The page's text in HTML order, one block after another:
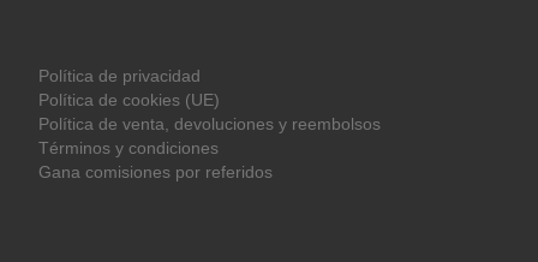
Política de privacidad
Política de cookies (UE)
Política de venta, devoluciones y reembolsos
Términos y condiciones
Gana comisiones por referidos